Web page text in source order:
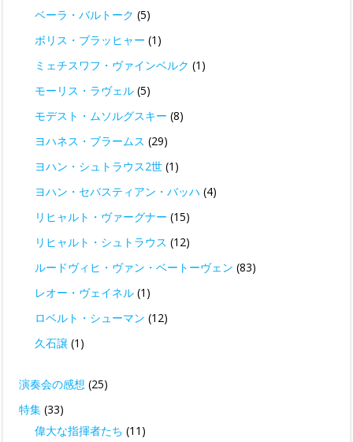
ベーラ・バルトーク (5)
ボリス・ブラッヒャー (1)
ミェチスワフ・ヴァインベルク (1)
モーリス・ラヴェル (5)
モデスト・ムソルグスキー (8)
ヨハネス・ブラームス (29)
ヨハン・シュトラウス2世 (1)
ヨハン・セバスティアン・バッハ (4)
リヒャルト・ヴァーグナー (15)
リヒャルト・シュトラウス (12)
ルードヴィヒ・ヴァン・ベートーヴェン (83)
レオー・ヴェイネル (1)
ロベルト・シューマン (12)
久石譲 (1)
演奏会の感想 (25)
特集 (33)
偉大な指揮者たち (11)